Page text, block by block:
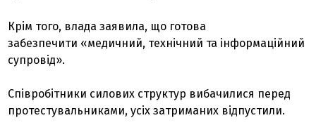
Крім того, влада заявила, що готова
забезпечити «медичний, технічний та інформаційний
супровід».
Співробітники силових структур вибачилися перед
протестувальниками, усіх затриманих відпустили.